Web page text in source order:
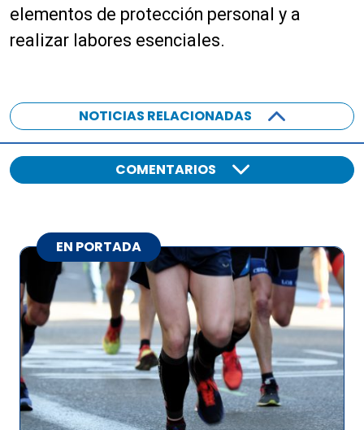
elementos de protección personal y a
realizar labores esenciales.
NOTICIAS RELACIONADAS
COMENTARIOS
EN PORTADA